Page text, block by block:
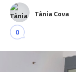
Tânia Cova
0